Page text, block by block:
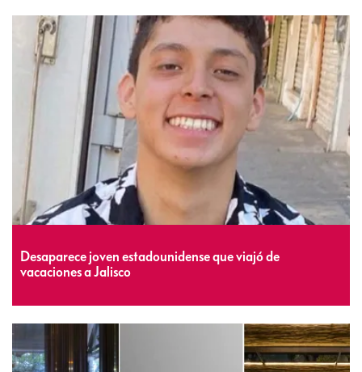
Desaparece joven estadounidense que viajó de
vacaciones a Jalisco